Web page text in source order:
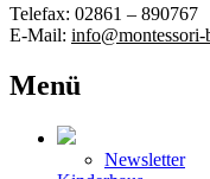
Telefax: 02861 – 890767
E-Mail: info@montessori-
Menü
Newsletter